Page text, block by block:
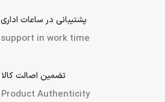
پشتیبانی در ساعات اداری
support in work time
تضمین اصالت کالا
Product Authenticity